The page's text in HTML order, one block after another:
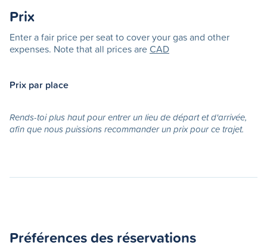
Prix
Enter a fair price per seat to cover your gas and other
expenses. Note that all prices areCAD
Prix par place
Rends-toi plus haut pour entrer un lieu de départ et d'arrivée,
afin que nous puissions recommander un prix pour ce trajet.
Préférences des réservations